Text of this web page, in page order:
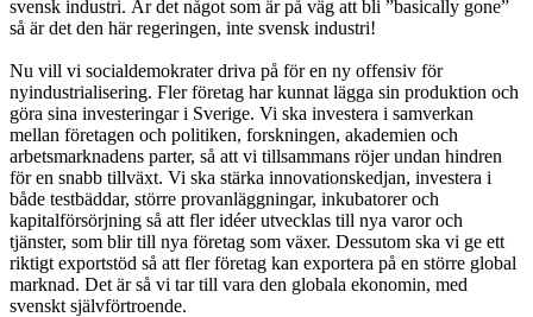
svensk industri. Är det något som är på väg att bli ”basically gone”
så är det den här regeringen, inte svensk industri!
Nu vill vi socialdemokrater driva på för en ny offensiv för
nyindustrialisering. Fler företag har kunnat lägga sin produktion och
göra sina investeringar i Sverige. Vi ska investera i samverkan
mellan företagen och politiken, forskningen, akademien och
arbetsmarknadens parter, så att vi tillsammans röjer undan hindren
för en snabb tillväxt. Vi ska stärka innovationskedjan, investera i
både testbäddar, större provanläggningar, inkubatorer och
kapitalförsörjning så att fler idéer utvecklas till nya varor och
tjänster, som blir till nya företag som växer. Dessutom ska vi ge ett
riktigt exportstöd så att fler företag kan exportera på en större global
marknad. Det är så vi tar till vara den globala ekonomin, med
svenskt självförtroende.